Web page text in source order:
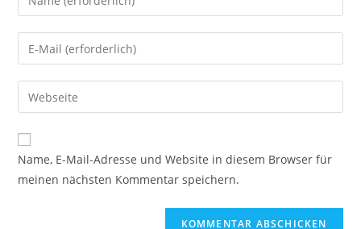
deinen
Namen
oder
zum
Kommentieren
ein
Gib
deine
E-
Mail-
zum
Kommentieren
ein
Gib
deine
Website-
URL
Name, E-Mail-Adresse und Website in diesem Browser für
meinen nächsten Kommentar speichern.